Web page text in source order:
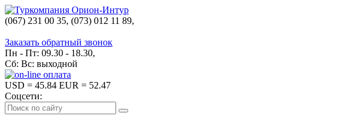
(067) 231 00 35, (073) 012 11 89,
Заказать обратный звонок
Пн - Пт: 09.30 - 18.30,
Сб: Вс: выходной
USD = 45.84 EUR = 52.47
Соцсети: